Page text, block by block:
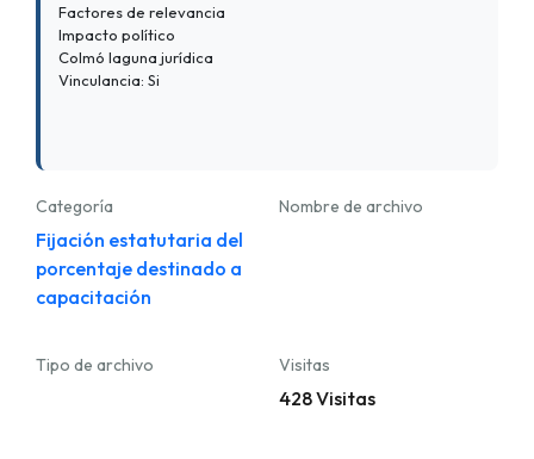
Factores de relevancia
Impacto político
Colmó laguna jurídica
Vinculancia: Si
Categoría
Fijación estatutaria del
porcentaje destinado a
capacitación
Nombre de archivo
Tipo de archivo Visitas
428 Visitas